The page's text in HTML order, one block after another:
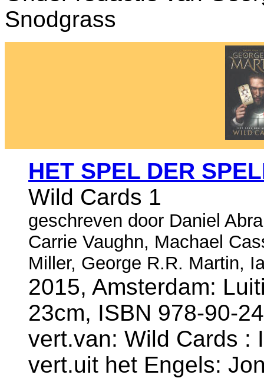
Snodgrass
HET SPEL DER
Wild Cards 1
geschreven door Daniel
Carrie Vaughn, Machael
Miller, George R.R. Martin,
2015, Amsterdam:
23cm, ISBN 978-90-
vert.van: Wild Cards :
vert.uit het Engels: